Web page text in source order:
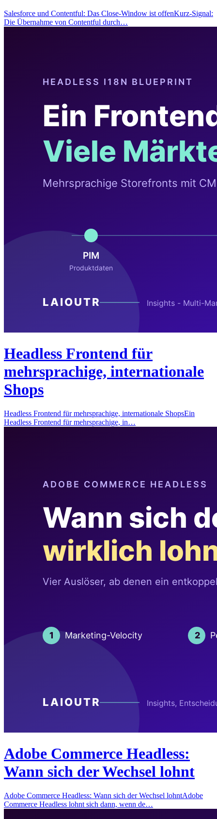
Salesforce und Contentful: Das Close-Window ist offenKurz-Signal:
Die Übernahme von Contentful durch…
Headless Frontend für
mehrsprachige, internationale
Shops
Headless Frontend für mehrsprachige, internationale ShopsEin
Headless Frontend für mehrsprachige, in…
Adobe Commerce Headless:
Wann sich der Wechsel lohnt
Adobe Commerce Headless: Wann sich der Wechsel lohntAdobe
Commerce Headless lohnt sich dann, wenn de…